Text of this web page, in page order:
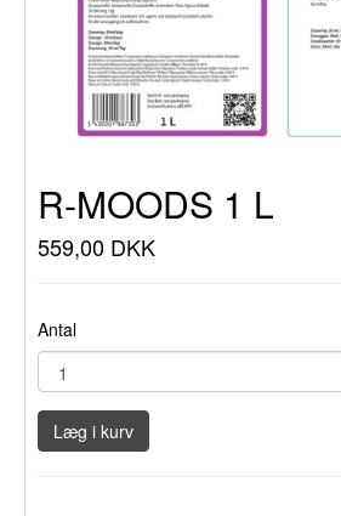
R-MOODS 1 L
559,00 DKK
Antal
Læg i kurv